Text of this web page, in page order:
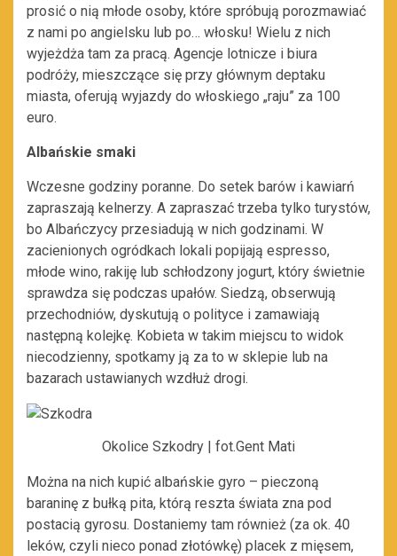
prosić o nią młode osoby, które spróbują porozmawiać
z nami po angielsku lub po… włosku! Wielu z nich
wyjeżdża tam za pracą. Agencje lotnicze i biura
podróży, mieszczące się przy głównym deptaku
miasta, oferują wyjazdy do włoskiego „raju” za 100
euro.
Albańskie smaki
Wczesne godziny poranne. Do setek barów i kawiarń
zapraszają kelnerzy. A zapraszać trzeba tylko turystów,
bo Albańczycy przesiadują w nich godzinami. W
zacienionych ogródkach lokali popijają espresso,
młode wino, rakiję lub schłodzony jogurt, który świetnie
sprawdza się podczas upałów. Siedzą, obserwują
przechodniów, dyskutują o polityce i zamawiają
następną kolejkę. Kobieta w takim miejscu to widok
niecodzienny, spotkamy ją za to w sklepie lub na
bazarach ustawianych wzdłuż drogi.
Okolice Szkodry | fot.Gent Mati
Można na nich kupić albańskie gyro – pieczoną
baraninę z bułką pita, którą reszta świata zna pod
postacią gyrosu. Dostaniemy tam również (za ok. 40
leków, czyli nieco ponad złotówkę) placek z mięsem,